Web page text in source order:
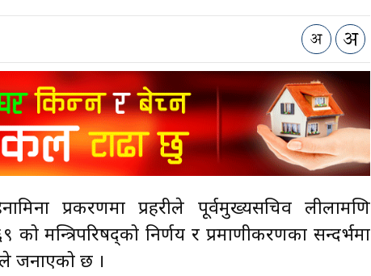
प्रकरणमा प्रहरीले पूर्वमुख्यसचिव लीलामणि
मन्त्रिपरिषद्को निर्णय र प्रमाणीकरणका सन्दर्भमा
जनाएको छ ।